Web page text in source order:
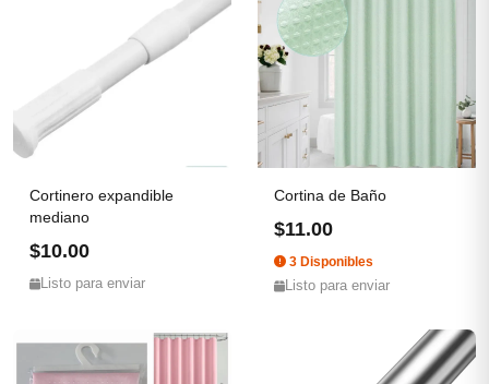
Cortinero expandible
mediano
$10.00
Listo para enviar
Cortina de Baño
$11.00
3 Disponibles
Listo para enviar